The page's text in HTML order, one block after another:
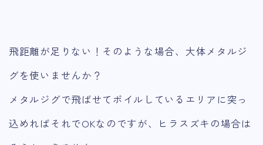
飛距離が足りない！そのような場合、大体メタルジ
グを使いませんか？
メタルジグで飛ばせてボイルしているエリアに突っ
込めればそれでOKなのですが、ヒラスズキの場合は